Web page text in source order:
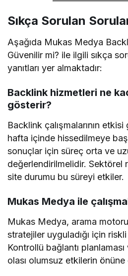
Sıkça Sorulan
Aşağıda Mukas Medya
Güvenilir mi? ile ilgili sıkça
yanıtları yer almaktadır:
Backlink hizmetleri ne
gösterir?
Backlink çalışmalarının
hafta içinde hissedilmeye
sonuçlar için süreç orta ve
değerlendirilmelidir. Sektörel
site durumu bu süreyi etkiler.
Mukas Medya ile
Mukas Medya, arama
stratejiler uyguladığı için
Kontrollü bağlantı
olası olumsuz etkilerin